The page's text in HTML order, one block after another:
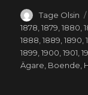
Författare
Tage Olsin
1878,1879,1880,
1888,1889,1890,
1899,1900,1901,
Ägare, Boende,